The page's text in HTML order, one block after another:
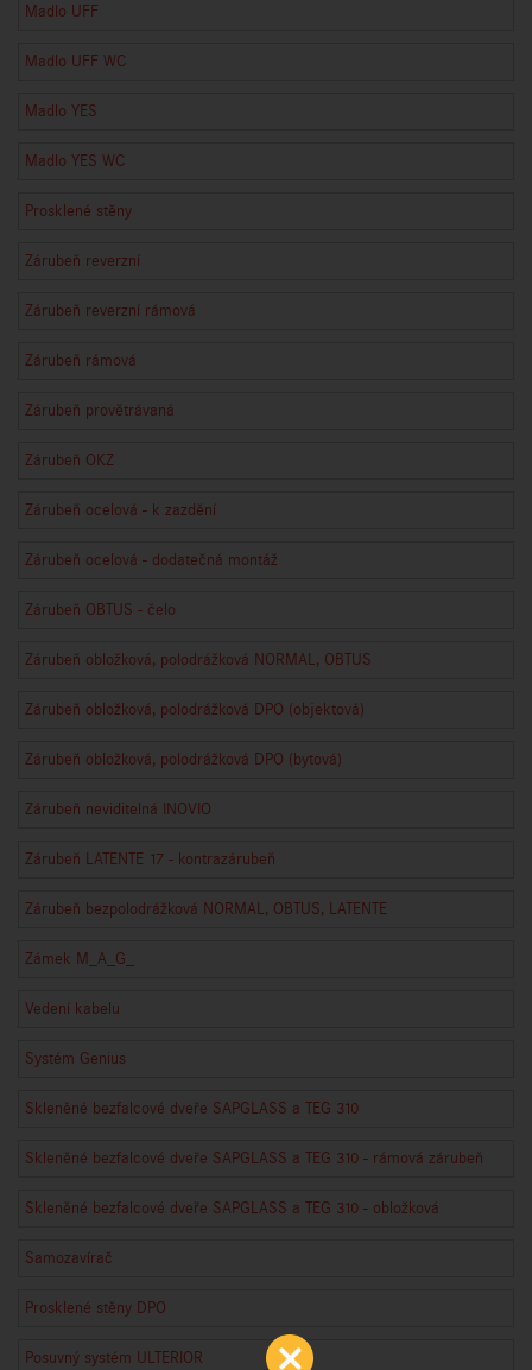
Madlo UFF
Madlo UFF WC
Madlo YES
Madlo YES WC
Prosklené stěny
Zárubeň reverzní
Zárubeň reverzní rámová
Zárubeň rámová
Zárubeň provětrávaná
Zárubeň OKZ
Zárubeň ocelová - k zazdění
Zárubeň ocelová - dodatečná montáž
Zárubeň OBTUS - čelo
Zárubeň obložková, polodrážková NORMAL, OBTUS
Zárubeň obložková, polodrážková DPO (objektová)
Zárubeň obložková, polodrážková DPO (bytová)
Zárubeň neviditelná INOVIO
Zárubeň LATENTE 17 - kontrazárubeň
Zárubeň bezpolodrážková NORMAL, OBTUS, LATENTE
Zámek M_A_G_
Vedení kabelu
Systém Genius
Skleněné bezfalcové dveře SAPGLASS a TEG 310
Skleněné bezfalcové dveře SAPGLASS a TEG 310 - rámová zárubeň
Skleněné bezfalcové dveře SAPGLASS a TEG 310 - obložková
Samozavírač
Prosklené stěny DPO
Posuvný systém ULTERIOR